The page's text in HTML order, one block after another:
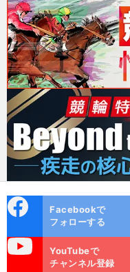
ok
Facebookで
フォローする
YouTubeで
チャンネル登録